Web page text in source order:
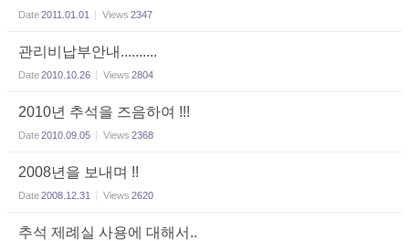
Date2011.01.01 Views 2347
관리비납부안내..........
Date2010.10.26 Views 2804
2010년 추석을 즈음하여 !!!
Date2010.09.05 Views 2368
2008년을 보내며 !!
Date2008.12.31 Views 2620
추석 제례실 사용에 대해서..